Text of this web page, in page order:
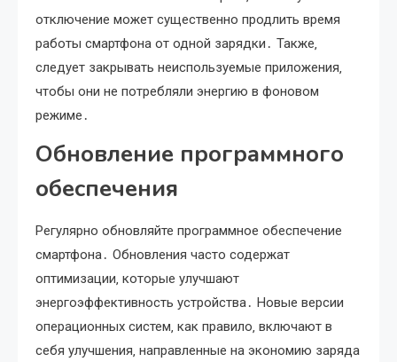
отключение может существенно продлить время
работы смартфона от одной зарядки․ Также‚
следует закрывать неиспользуемые приложения‚
чтобы они не потребляли энергию в фоновом
режиме․
Обновление программного
обеспечения
Регулярно обновляйте программное обеспечение
смартфона․ Обновления часто содержат
оптимизации‚ которые улучшают
энергоэффективность устройства․ Новые версии
операционных систем‚ как правило‚ включают в
себя улучшения‚ направленные на экономию заряда